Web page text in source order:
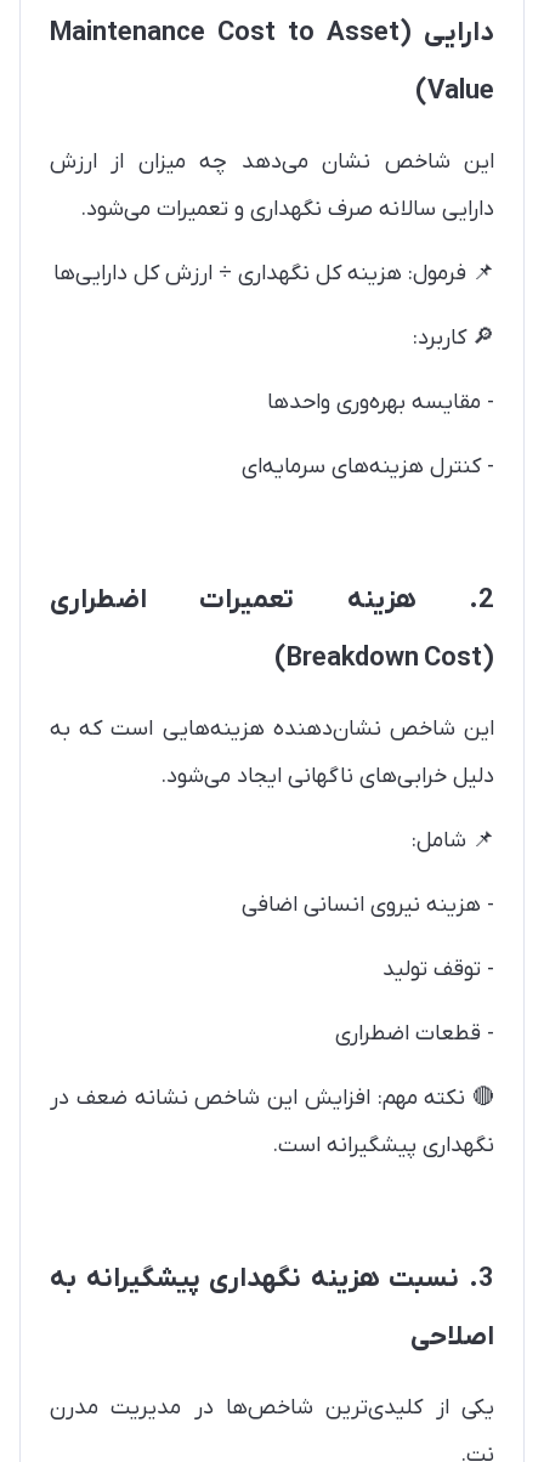
دارایی (Maintenance Cost to Asset
Value)
این شاخص نشان می‌دهد چه میزان از ارزش
دارایی سالانه صرف نگهداری و تعمیرات می‌شود.
📌 فرمول: هزینه کل نگهداری ÷ ارزش کل دارایی‌ها
🔎 کاربرد:
- مقایسه بهره‌وری واحدها
- کنترل هزینه‌های سرمایه‌ای
2. هزینه تعمیرات اضطراری
(Breakdown Cost)
این شاخص نشان‌دهنده هزینه‌هایی است که به
دلیل خرابی‌های ناگهانی ایجاد می‌شود.
📌 شامل:
- هزینه نیروی انسانی اضافی
- توقف تولید
- قطعات اضطراری
🔴 نکته مهم: افزایش این شاخص نشانه ضعف در
نگهداری پیشگیرانه است.
3. نسبت هزینه نگهداری پیشگیرانه به
اصلاحی
یکی از کلیدی‌ترین شاخص‌ها در مدیریت مدرن
نت.